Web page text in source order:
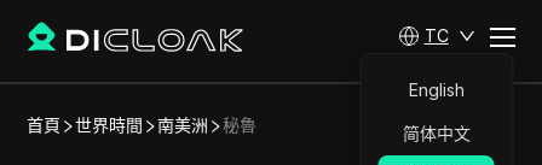
TC
English
简体中文
首頁 世界時間 南美洲 秘魯